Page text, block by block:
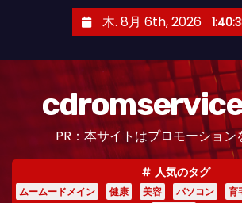
木. 8月 6th, 2026
PR：本サイトはプロモーション
人気のタグ
ムームードメイン 健康 美容 パソコン 育